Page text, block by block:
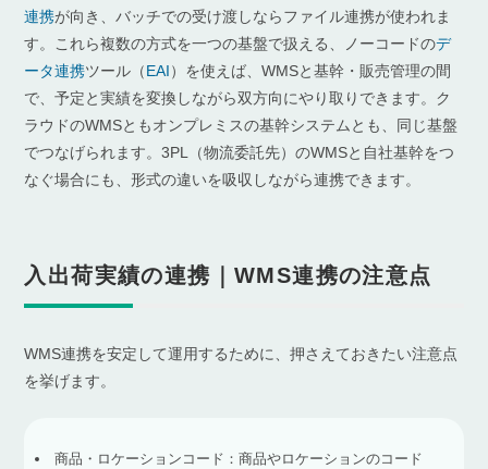
連携が向き、バッチでの受け渡しならファイル連携が使われま
す。これら複数の方式を一つの基盤で扱える、ノーコードのデ
ータ連携ツール（EAI）を使えば、WMSと基幹・販売管理の間
で、予定と実績を変換しながら双方向にやり取りできます。ク
ラウドのWMSともオンプレミスの基幹システムとも、同じ基盤
でつなげられます。3PL（物流委託先）のWMSと自社基幹をつ
なぐ場合にも、形式の違いを吸収しながら連携できます。
入出荷実績の連携｜WMS連携の注意点
WMS連携を安定して運用するために、押さえておきたい注意点
を挙げます。
商品・ロケーションコード：商品やロケーションのコード